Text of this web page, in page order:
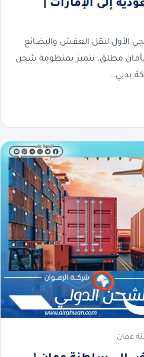
إلى الإمارات |
الأول لنقل العفش والبضائع
بأمان مطلق. نتميز بمنظومة شحن
بدبي…
عمان